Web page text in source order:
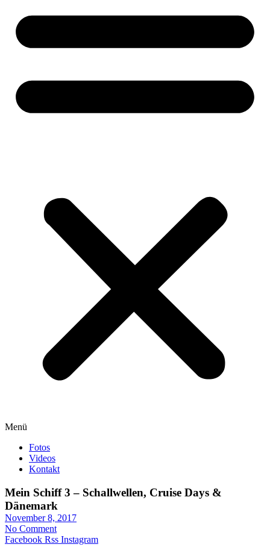
Menü
Fotos
Videos
Kontakt
Mein Schiff 3 – Schallwellen, Cruise Days &
Dänemark
November 8, 2017
No Comment
Facebook Rss Instagram